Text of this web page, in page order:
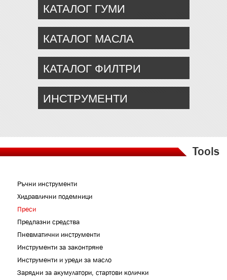
КАТАЛОГ ГУМИ
КАТАЛОГ МАСЛА
КАТАЛОГ ФИЛТРИ
ИНСТРУМЕНТИ
Tools
Ръчни инструменти
Хидравлични подемници
Преси
Предпазни средства
Пневматични инструменти
Инструменти за законтряне
Инструменти и уреди за масло
Зарядни за акумулатори, стартови колички